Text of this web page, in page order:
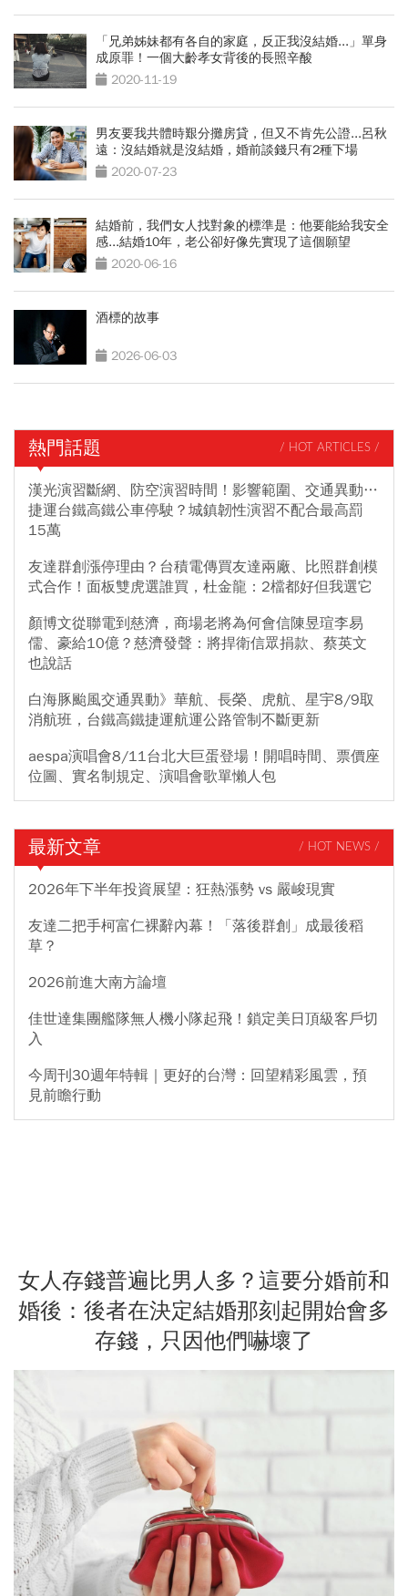
「兄弟姊妹都有各自的家庭，反正我沒結婚...」單身
成原罪！一個大齡孝女背後的長照辛酸
2020-11-19
男友要我共體時艱分攤房貸，但又不肯先公證...呂秋
遠：沒結婚就是沒結婚，婚前談錢只有2種下場
2020-07-23
結婚前，我們女人找對象的標準是：他要能給我安全
感...結婚10年，老公卻好像先實現了這個願望
2020-06-16
酒標的故事
2026-06-03
熱門話題 / HOT ARTICLES /
漢光演習斷網、防空演習時間！影響範圍、交通異動…
捷運台鐵高鐵公車停駛？城鎮韌性演習不配合最高罰
15萬
友達群創漲停理由？台積電傳買友達兩廠、比照群創模
式合作！面板雙虎選誰買，杜金龍：2檔都好但我選它
顏博文從聯電到慈濟，商場老將為何會信陳昱瑄李易
儒、豪給10億？慈濟發聲：將捍衛信眾捐款、蔡英文
也說話
白海豚颱風交通異動》華航、長榮、虎航、星宇8/9取
消航班，台鐵高鐵捷運航運公路管制不斷更新
aespa演唱會8/11台北大巨蛋登場！開唱時間、票價座
位圖、實名制規定、演唱會歌單懶人包
最新文章 / HOT NEWS /
2026年下半年投資展望：狂熱漲勢 vs 嚴峻現實
友達二把手柯富仁裸辭內幕！「落後群創」成最後稻
草？
2026前進大南方論壇
佳世達集團艦隊無人機小隊起飛！鎖定美日頂級客戶切
入
今周刊30週年特輯｜更好的台灣：回望精彩風雲，預
見前瞻行動
女人存錢普遍比男人多？這要分婚前和
婚後：後者在決定結婚那刻起開始會多
存錢，只因他們嚇壞了